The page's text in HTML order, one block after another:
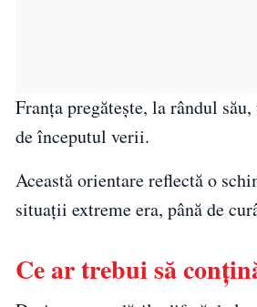
Franța pregătește, la rândul
de începutul verii.
Această orientare reflectă o
situații extreme era, până de
Ce ar trebui să